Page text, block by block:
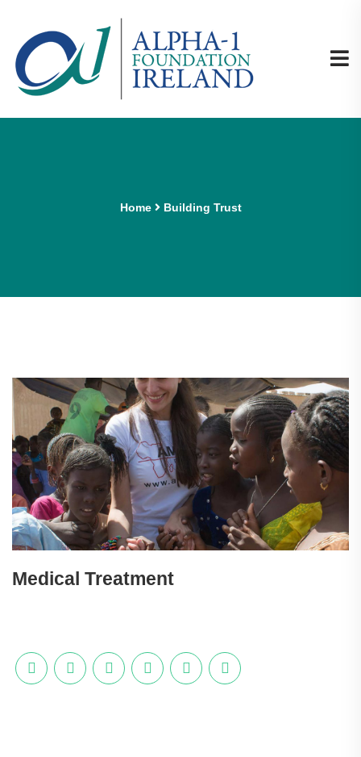
Home Building Trust
Medical Treatment